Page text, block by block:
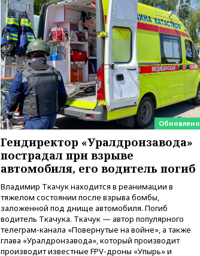
Левинсона на фоне обвинений
в насилии
вчера, 18:28Выборы ректора
ГИТИСа перенесены на «после
1 ноября»
вчера, 18:15 Путин указал на
нехватку врачей в
Белгородской области
вчера, 17:58ЕС отменил
временную защиту для
вчера, 17:45Шуваев сообщил
об учащении атак ВСУ на
Белгородскую область
вчера, 17:35 Шуваев за два с
половиной месяца посетил все
округа Белгородской области
вчера, 17:25Путин встретился с
врио губернатора
Обновлено
Гендиректор «Уралдронзавода»
пострадал при взрыве
автомобиля, его водитель погиб
Владимир Ткачук находится в реанимации в
тяжелом состоянии после взрыва бомбы,
заложенной под днище автомобиля. Погиб
водитель Ткачука. Ткачук — автор популярного
телеграм-канала «Повернутые на войне», а также
глава «Уралдронзавода», который производит
производит известные FPV-дроны «Упырь» и